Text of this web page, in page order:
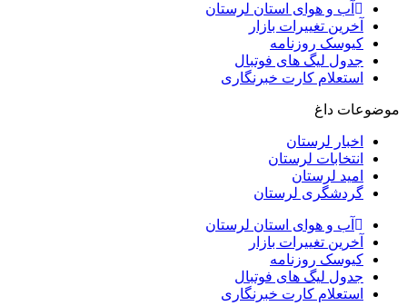
آب و هوای استان لرستان
آخرین تغییرات بازار
کیوسک روزنامه
جدول لیگ های فوتبال
استعلام کارت خبرنگاری
موضوعات داغ
اخبار لرستان
انتخابات لرستان
امید لرستان
گردشگری لرستان
آب و هوای استان لرستان
آخرین تغییرات بازار
کیوسک روزنامه
جدول لیگ های فوتبال
استعلام کارت خبرنگاری